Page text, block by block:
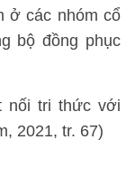
ở các nhóm cổ
bộ đồng phục
nối tri thức với
2021, tr. 67)